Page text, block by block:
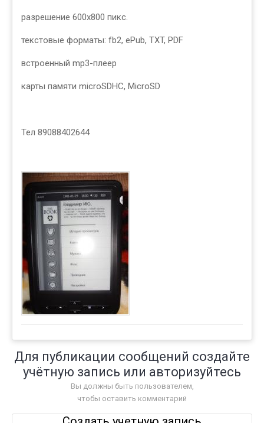
разрешение 600x800 пикс.
текстовые форматы: fb2, ePub, TXT, PDF
встроенный mp3-плеер
карты памяти microSDHC, MicroSD
Тел 89088402644
Для публикации сообщений создайте
учётную запись или авторизуйтесь
Вы должны быть пользователем,
чтобы оставить комментарий